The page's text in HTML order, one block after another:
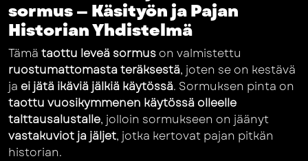
sormus — Käsityön ja Pajan
Historian Yhdistelmä
Tämä taottu leveä sormus on valmistettu
ruostumattomasta teräksestä, joten se on kestävä
ja ei jätä ikäviä jälkiä käytössä. Sormuksen pinta on
taottu vuosikymmenen käytössä olleelle
talttausalustalle, jolloin sormukseen on jäänyt
vastakuviot ja jäljet, jotka kertovat pajan pitkän
historian.